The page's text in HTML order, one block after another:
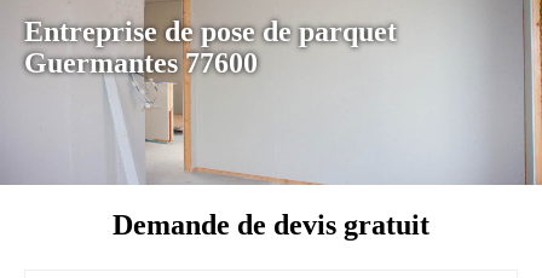
Entreprise de pose de parquet
Guermantes 77600
Demande de devis gratuit